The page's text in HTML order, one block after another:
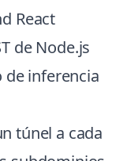
React
de Node.js
inferencia
túnel a cada